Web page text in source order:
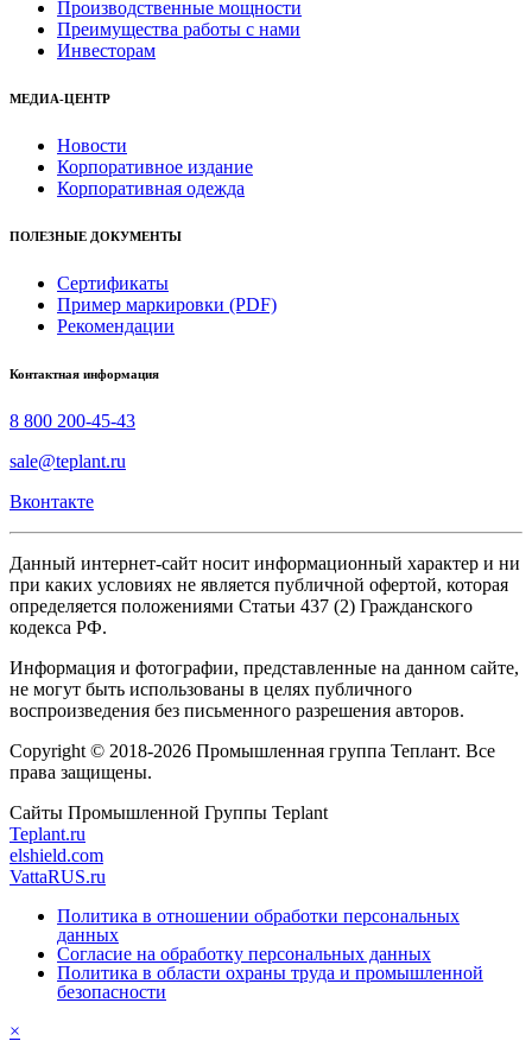
Производственные мощности
Преимущества работы с нами
Инвесторам
МЕДИА-ЦЕНТР
Новости
Корпоративное издание
Корпоративная одежда
ПОЛЕЗНЫЕ ДОКУМЕНТЫ
Сертификаты
Пример маркировки (PDF)
Рекомендации
Контактная информация
8 800 200-45-43
sale@teplant.ru
Вконтакте
Данный интернет-сайт носит информационный характер и ни
при каких условиях не является публичной офертой, которая
определяется положениями Статьи 437 (2) Гражданского
кодекса РФ.
Информация и фотографии, представленные на данном сайте,
не могут быть использованы в целях публичного
воспроизведения без письменного разрешения авторов.
Copyright © 2018-2026 Промышленная группа Теплант. Все
права защищены.
Сайты Промышленной Группы Teplant
Teplant.ru
elshield.com
VattaRUS.ru
Политика в отношении обработки персональных
данных
Согласие на обработку персональных данных
Политика в области охраны труда и промышленной
безопасности
×